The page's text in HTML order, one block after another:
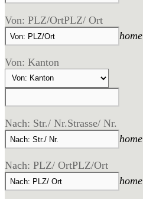
Von: PLZ/OrtPLZ/ Ort
home
Von: Kanton
Nach: Str./ Nr.Strasse/ Nr.
home
Nach: PLZ/ OrtPLZ/Ort
home